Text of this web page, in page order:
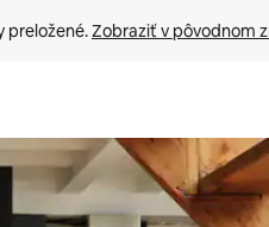
preložené. Zobraziť v pôvodnom